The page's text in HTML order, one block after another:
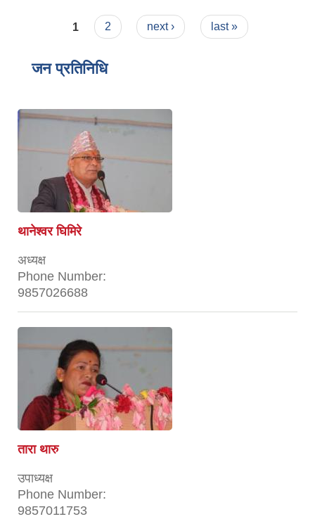
Pages
1 2 next › last »
जन प्रतिनिधि
थानेश्वर घिमिरे
अध्यक्ष
Phone Number:
9857026688
तारा थारु
उपाध्यक्ष
Phone Number:
9857011753